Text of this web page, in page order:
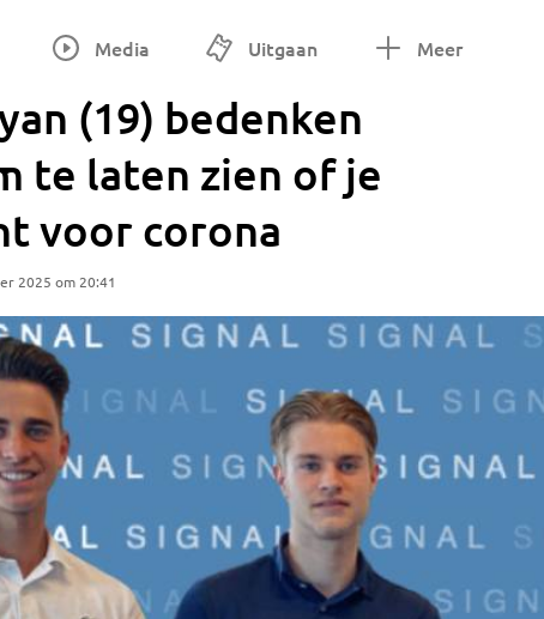
Media Uitgaan Meer
(19) bedenken
te laten zien of je
voor corona
2025 om 20:41